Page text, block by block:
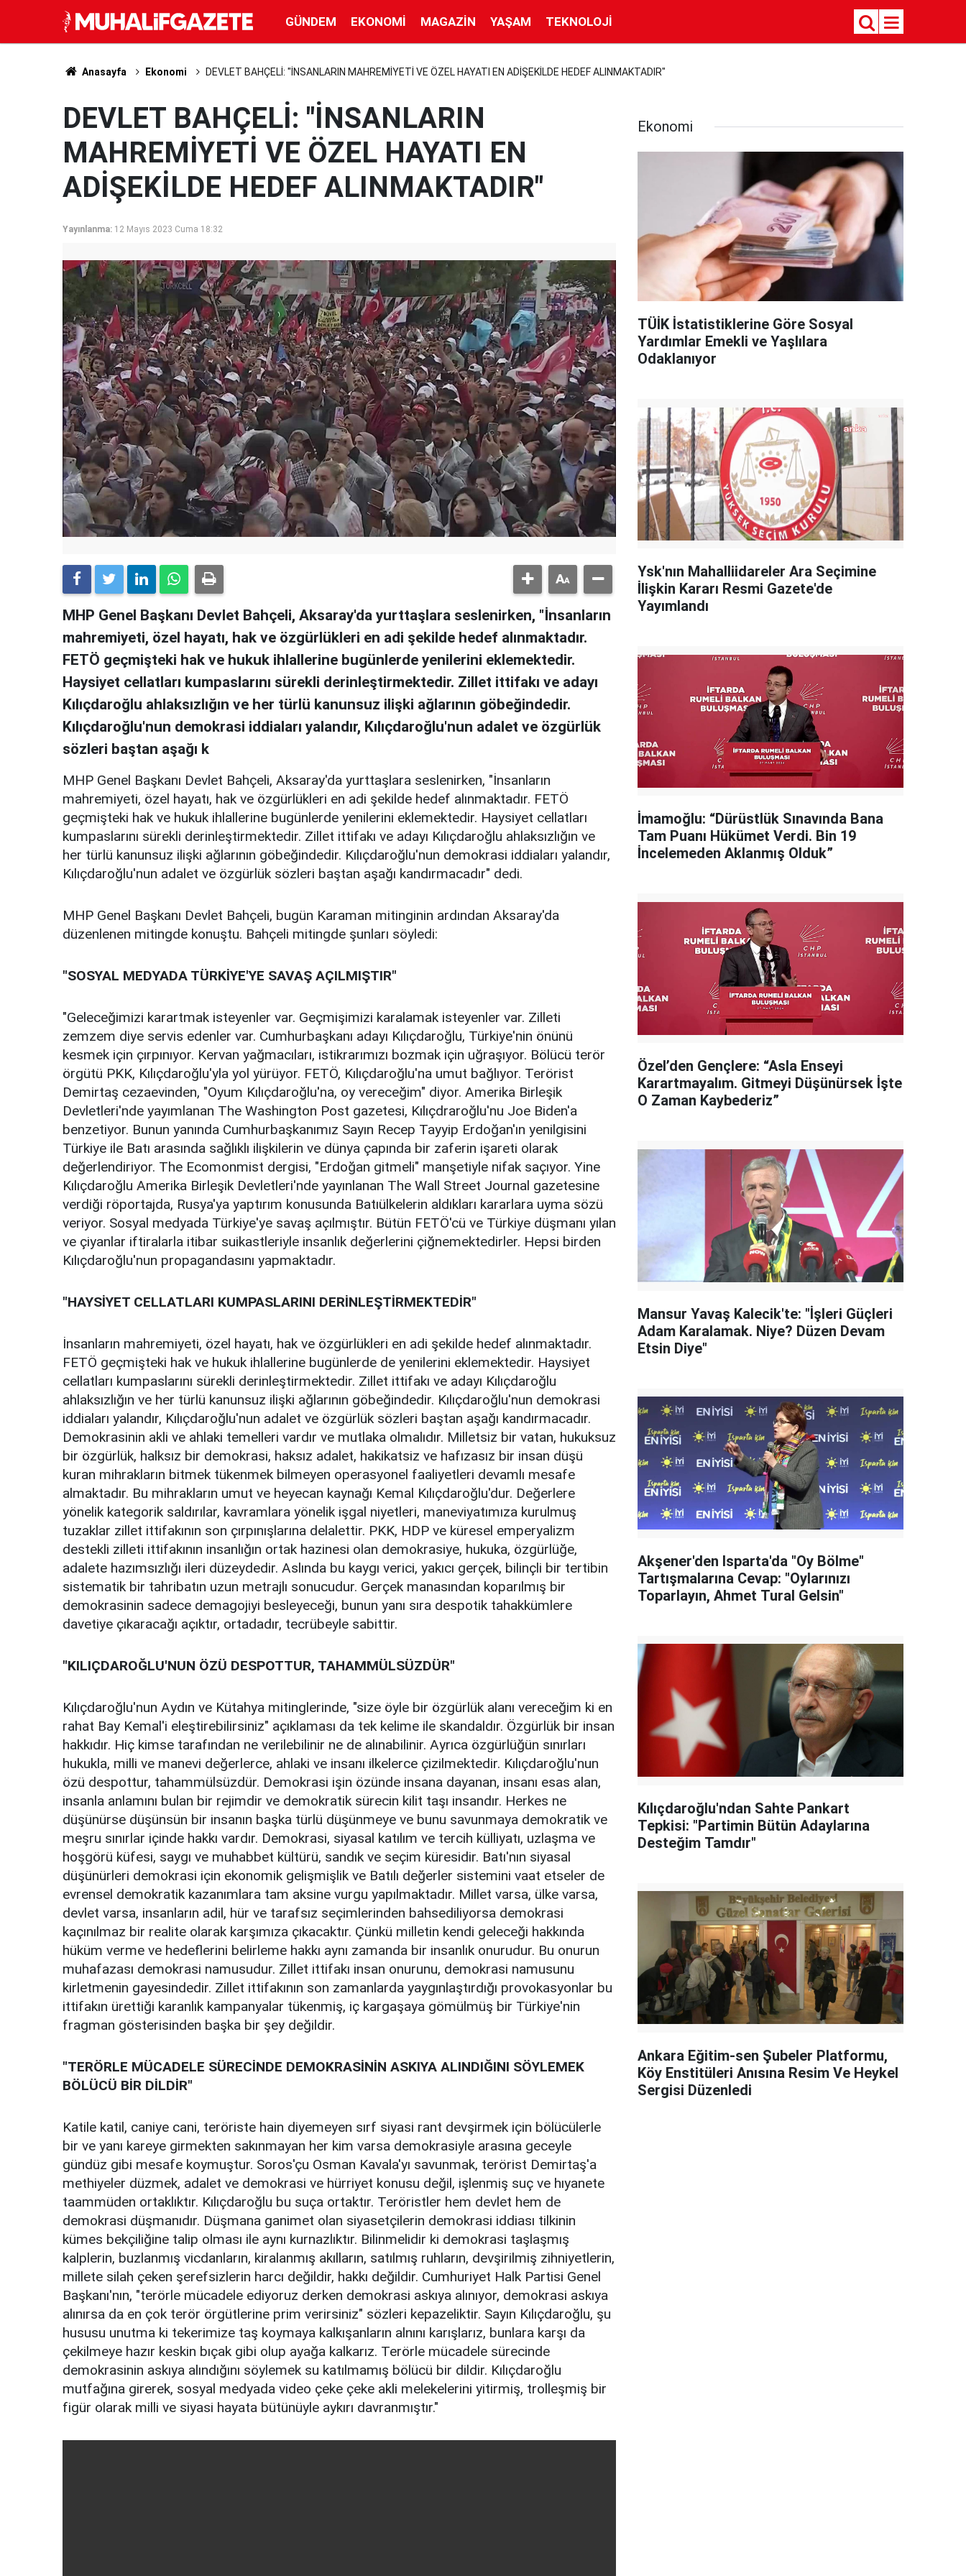
GÜNDEM EKONOMI MAGAZIN YAŞAM TEKNOLOJI
Anasayfa Ekonomi DEVLET BAHÇELİ: "İNSANLARIN MAHREMİYETİ VE ÖZEL HAYATI EN ADİŞEKİLDE HEDEF ALINMAKTADIR"
DEVLET BAHÇELİ: "İNSANLARIN
MAHREMİYETİ VE ÖZEL HAYATI EN
ADİŞEKİLDE HEDEF ALINMAKTADIR"
Yayınlanma: 12 Mayıs 2023 Cuma 18:32
MHP Genel Başkanı Devlet Bahçeli, Aksaray'da yurttaşlara seslenirken, "İnsanların
mahremiyeti, özel hayatı, hak ve özgürlükleri en adi şekilde hedef alınmaktadır.
FETÖ geçmişteki hak ve hukuk ihlallerine bugünlerde yenilerini eklemektedir.
Haysiyet cellatları kumpaslarını sürekli derinleştirmektedir. Zillet ittifakı ve adayı
Kılıçdaroğlu ahlaksızlığın ve her türlü kanunsuz ilişki ağlarının göbeğindedir.
Kılıçdaroğlu'nun demokrasi iddiaları yalandır, Kılıçdaroğlu'nun adalet ve özgürlük
sözleri baştan aşağı k
MHP Genel Başkanı Devlet Bahçeli, Aksaray'da yurttaşlara seslenirken, "İnsanların
mahremiyeti, özel hayatı, hak ve özgürlükleri en adi şekilde hedef alınmaktadır. FETÖ
geçmişteki hak ve hukuk ihlallerine bugünlerde yenilerini eklemektedir. Haysiyet cellatları
kumpaslarını sürekli derinleştirmektedir. Zillet ittifakı ve adayı Kılıçdaroğlu ahlaksızlığın ve
her türlü kanunsuz ilişki ağlarının göbeğindedir. Kılıçdaroğlu'nun demokrasi iddiaları yalandır,
Kılıçdaroğlu'nun adalet ve özgürlük sözleri baştan aşağı kandırmacadır" dedi.
MHP Genel Başkanı Devlet Bahçeli, bugün Karaman mitinginin ardından Aksaray'da
düzenlenen mitingde konuştu. Bahçeli mitingde şunları söyledi:
"SOSYAL MEDYADA TÜRKİYE'YE SAVAŞ AÇILMIŞTIR"
"Geleceğimizi karartmak isteyenler var. Geçmişimizi karalamak isteyenler var. Zilleti
zemzem diye servis edenler var. Cumhurbaşkanı adayı Kılıçdaroğlu, Türkiye'nin önünü
kesmek için çırpınıyor. Kervan yağmacıları, istikrarımızı bozmak için uğraşıyor. Bölücü terör
örgütü PKK, Kılıçdaroğlu'yla yol yürüyor. FETÖ, Kılıçdaroğlu'na umut bağlıyor. Terörist
Demirtaş cezaevinden, "Oyum Kılıçdaroğlu'na, oy vereceğim" diyor. Amerika Birleşik
Devletleri'nde yayımlanan The Washington Post gazetesi, Kılıçdraroğlu'nu Joe Biden'a
benzetiyor. Bunun yanında Cumhurbaşkanımız Sayın Recep Tayyip Erdoğan'ın yenilgisini
Türkiye ile Batı arasında sağlıklı ilişkilerin ve dünya çapında bir zaferin işareti olarak
değerlendiriyor. The Ecomonmist dergisi, "Erdoğan gitmeli" manşetiyle nifak saçıyor. Yine
Kılıçdaroğlu Amerika Birleşik Devletleri'nde yayınlanan The Wall Street Journal gazetesine
verdiği röportajda, Rusya'ya yaptırım konusunda Batıülkelerin aldıkları kararlara uyma sözü
veriyor. Sosyal medyada Türkiye'ye savaş açılmıştır. Bütün FETÖ'cü ve Türkiye düşmanı yılan
ve çiyanlar iftiralarla itibar suikastleriyle insanlık değerlerini çiğnemektedirler. Hepsi birden
Kılıçdaroğlu'nun propagandasını yapmaktadır.
"HAYSİYET CELLATLARI KUMPASLARINI DERİNLEŞTİRMEKTEDİR"
İnsanların mahremiyeti, özel hayatı, hak ve özgürlükleri en adi şekilde hedef alınmaktadır.
FETÖ geçmişteki hak ve hukuk ihlallerine bugünlerde de yenilerini eklemektedir. Haysiyet
cellatları kumpaslarını sürekli derinleştirmektedir. Zillet ittifakı ve adayı Kılıçdaroğlu
ahlaksızlığın ve her türlü kanunsuz ilişki ağlarının göbeğindedir. Kılıçdaroğlu'nun demokrasi
iddiaları yalandır, Kılıçdaroğlu'nun adalet ve özgürlük sözleri baştan aşağı kandırmacadır.
Demokrasinin akli ve ahlaki temelleri vardır ve mutlaka olmalıdır. Milletsiz bir vatan, hukuksuz
bir özgürlük, halksız bir demokrasi, haksız adalet, hakikatsiz ve hafızasız bir insan düşü
kuran mihrakların bitmek tükenmek bilmeyen operasyonel faaliyetleri devamlı mesafe
almaktadır. Bu mihrakların umut ve heyecan kaynağı Kemal Kılıçdaroğlu'dur. Değerlere
yönelik kategorik saldırılar, kavramlara yönelik işgal niyetleri, maneviyatımıza kurulmuş
tuzaklar zillet ittifakının son çırpınışlarına delalettir. PKK, HDP ve küresel emperyalizm
destekli zilleti ittifakının insanlığın ortak hazinesi olan demokrasiye, hukuka, özgürlüğe,
adalete hazımsızlığı ileri düzeydedir. Aslında bu kaygı verici, yakıcı gerçek, bilinçli bir tertibin
sistematik bir tahribatın uzun metrajlı sonucudur. Gerçek manasından koparılmış bir
demokrasinin sadece demagojiyi besleyeceği, bunun yanı sıra despotik tahakkümlere
davetiye çıkaracağı açıktır, ortadadır, tecrübeyle sabittir.
"KILIÇDAROĞLU'NUN ÖZÜ DESPOTTUR, TAHAMMÜLSÜZDÜR"
Kılıçdaroğlu'nun Aydın ve Kütahya mitinglerinde, "size öyle bir özgürlük alanı vereceğim ki en
rahat Bay Kemal'i eleştirebilirsiniz" açıklaması da tek kelime ile skandaldır. Özgürlük bir insan
hakkıdır. Hiç kimse tarafından ne verilebilinir ne de alınabilinir. Ayrıca özgürlüğün sınırları
hukukla, milli ve manevi değerlerce, ahlaki ve insanı ilkelerce çizilmektedir. Kılıçdaroğlu'nun
özü despottur, tahammülsüzdür. Demokrasi işin özünde insana dayanan, insanı esas alan,
insanla anlamını bulan bir rejimdir ve demokratik sürecin kilit taşı insandır. Herkes ne
düşünürse düşünsün bir insanın başka türlü düşünmeye ve bunu savunmaya demokratik ve
meşru sınırlar içinde hakkı vardır. Demokrasi, siyasal katılım ve tercih külliyatı, uzlaşma ve
hoşgörü küfesi, saygı ve muhabbet kültürü, sandık ve seçim küresidir. Batı'nın siyasal
düşünürleri demokrasi için ekonomik gelişmişlik ve Batılı değerler sistemini vaat etseler de
evrensel demokratik kazanımlara tam aksine vurgu yapılmaktadır. Millet varsa, ülke varsa,
devlet varsa, insanların adil, hür ve tarafsız seçimlerinden bahsediliyorsa demokrasi
kaçınılmaz bir realite olarak karşımıza çıkacaktır. Çünkü milletin kendi geleceği hakkında
hüküm verme ve hedeflerini belirleme hakkı aynı zamanda bir insanlık onurudur. Bu onurun
muhafazası demokrasi namusudur. Zillet ittifakı insan onurunu, demokrasi namusunu
kirletmenin gayesindedir. Zillet ittifakının son zamanlarda yaygınlaştırdığı provokasyonlar bu
ittifakın ürettiği karanlık kampanyalar tükenmiş, iç kargaşaya gömülmüş bir Türkiye'nin
fragman gösterisinden başka bir şey değildir.
"TERÖRLE MÜCADELE SÜRECİNDE DEMOKRASİNİN ASKIYA ALINDIĞINI SÖYLEMEK
BÖLÜCÜ BİR DİLDİR"
Katile katil, caniye cani, teröriste hain diyemeyen sırf siyasi rant devşirmek için bölücülerle
bir ve yanı kareye girmekten sakınmayan her kim varsa demokrasiyle arasına geceyle
gündüz gibi mesafe koymuştur. Soros'çu Osman Kavala'yı savunmak, terörist Demirtaş'a
methiyeler düzmek, adalet ve demokrasi ve hürriyet konusu değil, işlenmiş suç ve hıyanete
taammüden ortaklıktır. Kılıçdaroğlu bu suça ortaktır. Teröristler hem devlet hem de
demokrasi düşmanıdır. Düşmana ganimet olan siyasetçilerin demokrasi iddiası tilkinin
kümes bekçiliğine talip olması ile aynı kurnazlıktır. Bilinmelidir ki demokrasi taşlaşmış
kalplerin, buzlanmış vicdanların, kiralanmış akılların, satılmış ruhların, devşirilmiş zihniyetlerin,
millete silah çeken şerefsizlerin harcı değildir, hakkı değildir. Cumhuriyet Halk Partisi Genel
Başkanı'nın, "terörle mücadele ediyoruz derken demokrasi askıya alınıyor, demokrasi askıya
alınırsa da en çok terör örgütlerine prim verirsiniz" sözleri kepazeliktir. Sayın Kılıçdaroğlu, şu
hususu unutma ki tekerimize taş koymaya kalkışanların alnını karışlarız, bunlara karşı da
çekilmeye hazır keskin bıçak gibi olup ayağa kalkarız. Terörle mücadele sürecinde
demokrasinin askıya alındığını söylemek su katılmamış bölücü bir dildir. Kılıçdaroğlu
mutfağına girerek, sosyal medyada video çeke çeke akli melekelerini yitirmiş, trolleşmiş bir
figür olarak milli ve siyasi hayata bütünüyle aykırı davranmıştır."
Ekonomi
TÜİK İstatistiklerine Göre Sosyal
Yardımlar Emekli ve Yaşlılara
Odaklanıyor
Ysk'nın Mahalliidareler Ara Seçimine
İlişkin Kararı Resmi Gazete'de
Yayımlandı
İmamoğlu: “Dürüstlük Sınavında Bana
Tam Puanı Hükümet Verdi. Bin 19
İncelemeden Aklanmış Olduk”
Özel’den Gençlere: “Asla Enseyi
Karartmayalım. Gitmeyi Düşünürsek İşte
O Zaman Kaybederiz”
Mansur Yavaş Kalecik'te: "İşleri Güçleri
Adam Karalamak. Niye? Düzen Devam
Etsin Diye"
Akşener'den Isparta'da "Oy Bölme"
Tartışmalarına Cevap: "Oylarınızı
Toparlayın, Ahmet Tural Gelsin"
Kılıçdaroğlu'ndan Sahte Pankart
Tepkisi: "Partimin Bütün Adaylarına
Desteğim Tamdır"
Ankara Eğitim-sen Şubeler Platformu,
Köy Enstitüleri Anısına Resim Ve Heykel
Sergisi Düzenledi